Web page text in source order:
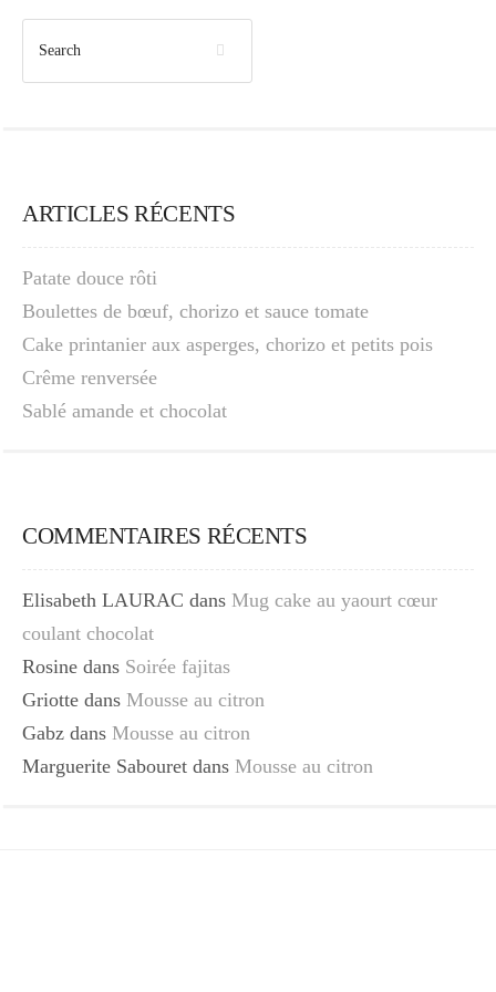
ARTICLES RÉCENTS
Patate douce rôti
Boulettes de bœuf, chorizo et sauce tomate
Cake printanier aux asperges, chorizo et petits pois
Crême renversée
Sablé amande et chocolat
COMMENTAIRES RÉCENTS
Elisabeth LAURAC dans Mug cake au yaourt cœur
coulant chocolat
Rosine dans Soirée fajitas
Griotte dans Mousse au citron
Gabz dans Mousse au citron
Marguerite Sabouret dans Mousse au citron